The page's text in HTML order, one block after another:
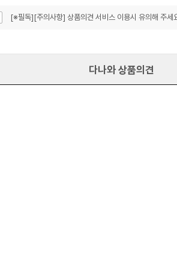
[※필독][주의사항] 상품의견 서비스 이용시 유의해 주세
다나와 상품의견